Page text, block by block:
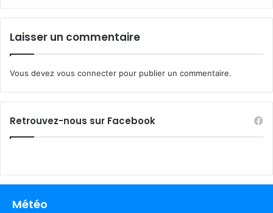
Laisser un commentaire
Vous devez vous connecter pour publier un commentaire.
Retrouvez-nous sur Facebook
Météo